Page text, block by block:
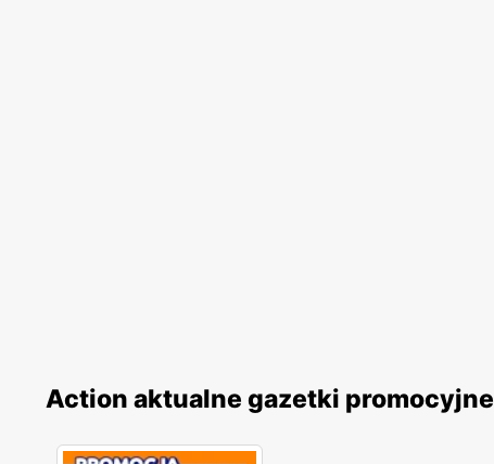
Action aktualne gazetki promocyjne